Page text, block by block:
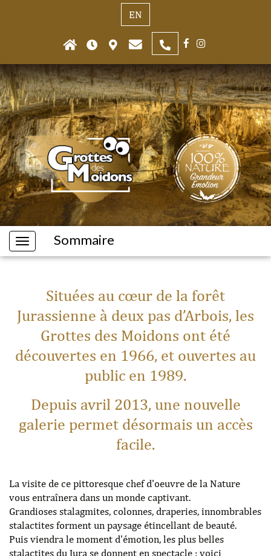
EN
Sommaire
Situées au cœur de la forêt
Jurassienne à deux pas d’Arbois, les
Grottes des Moidons ont été
découvertes en 1966, et ouvertes au
public en 1989.
Depuis avril 2013, une nouvelle
galerie permet désormais un accès
facile.
La visite de ce pittoresque chef d'oeuvre de la Nature
vous entraînera dans un monde captivant.
Grandioses stalagmites, colonnes, draperies, innombrables
stalactites forment un paysage étincellant de beauté.
Puis viendra le moment d'émotion, les plus belles
stalactites du Jura se donnent en spectacle : voici